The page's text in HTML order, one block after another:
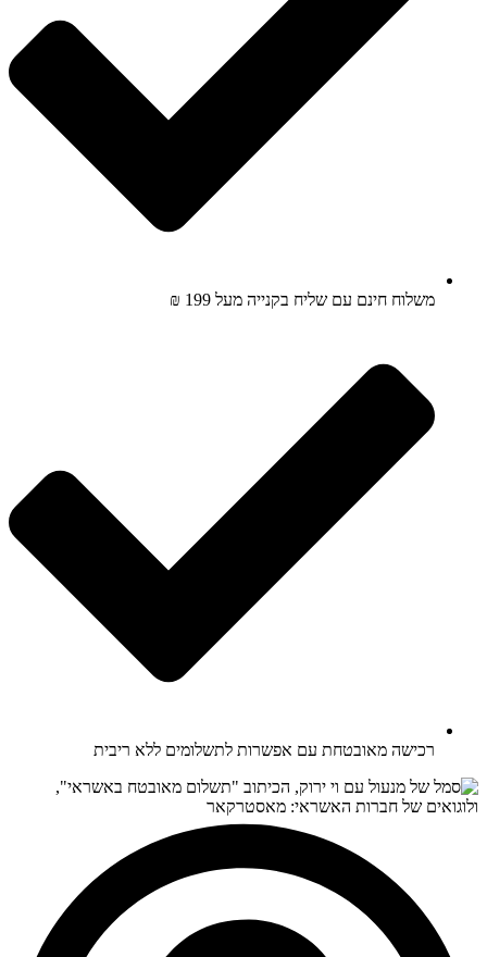
משלוח חינם עם שליח בקנייה מעל 199 ₪
רכישה מאובטחת עם אפשרות לתשלומים ללא ריבית